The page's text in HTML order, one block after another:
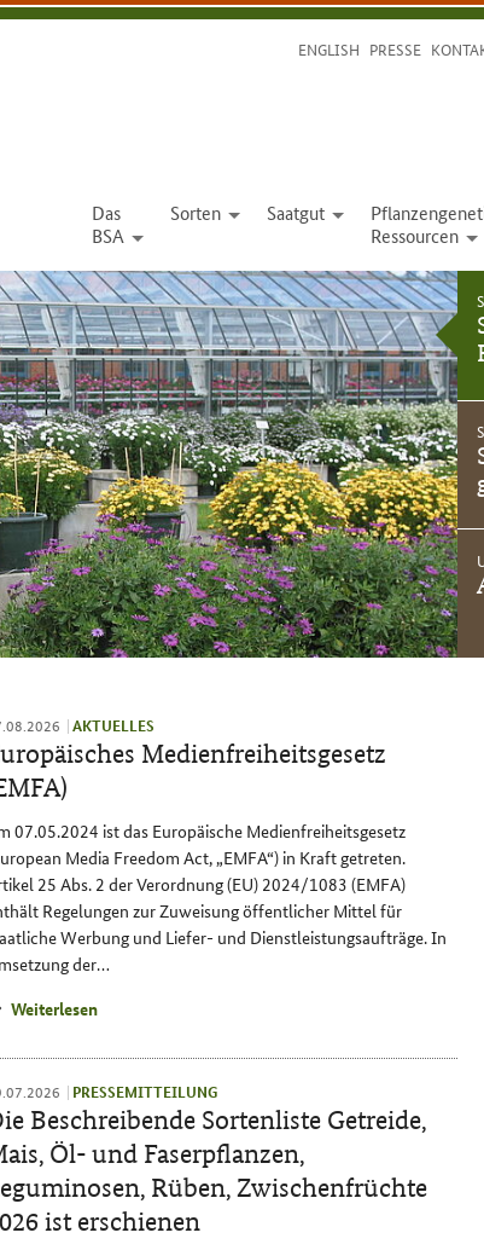
ENGLISH PRESSE
Das
BSA open
Sorten open Saatgut open
Ressourcen
-
-
-
AKTUELLES
Medienfreiheitsgesetz
07.05.2024 ist das Europäische Medienfreiheitsgesetz
Media Freedom Act, „EMFA“) in Kraft getreten.
25 Abs. 2 der Verordnung (EU) 2024/1083 (EMFA)
Regelungen zur Zuweisung öffentlicher Mittel für
Werbung und Liefer- und Dienstleistungsaufträge. In
der…
Weiterlesen
PRESSEMITTEILUNG
Beschreibende Sortenliste Getreide,
Öl- und Faserpflanzen,
Rüben, Zwischenfrüchte
ist erschienen